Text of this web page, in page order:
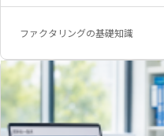
ファクタリングの基礎知識